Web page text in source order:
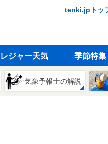
tenki.jpトッ
レジャー天気 季節特集
気象予報士の解説